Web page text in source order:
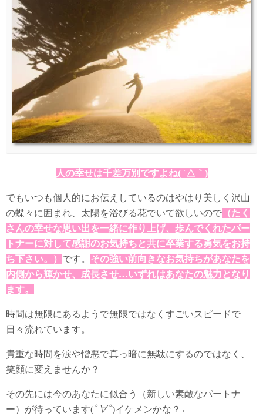
人の幸せは千差万別ですよね( ´△｀)
でもいつも個人的にお伝えしているのはやはり美しく沢山
の蝶々に囲まれ、太陽を浴びる花でいて欲しいので （たく
さんの幸せな思い出を一緒に作り上げ、歩んでくれたパー
トナーに対して感謝のお気持ちと共に卒業する勇気をお持
ち下さい。） です。 その強い前向きなお気持ちがあなたを
内側から輝かせ、成長させ…いずれはあなたの魅力となり
ます。
時間は無限にあるようで無限ではなくすごいスピードで
日々流れています。
貴重な時間を涙や憎悪で真っ暗に無駄にするのではなく、
笑顔に変えませんか？
その先には今のあなたに似合う（新しい素敵なパートナ
ー）が待っています(ﾟ∀ﾟ)イケメンかな？←